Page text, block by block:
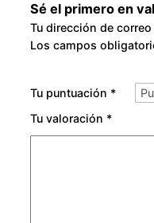
Sé el primero en
Tu dirección de
Los campos
Tu puntuación *
Tu valoración *